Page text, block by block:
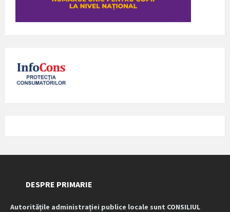
DESPRE PRIMARIE
Autoritățile administrației publice locale sunt CONSILIUL